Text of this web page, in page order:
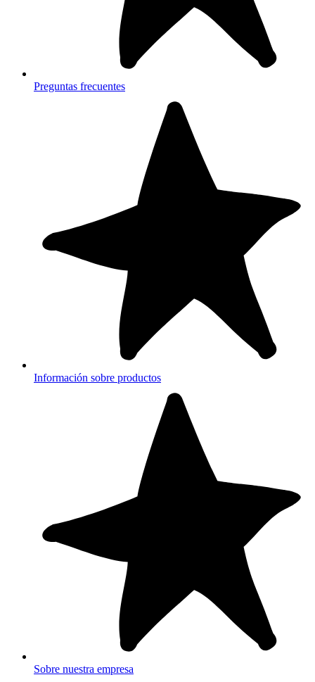
Preguntas frecuentes
Información sobre productos
Sobre nuestra empresa